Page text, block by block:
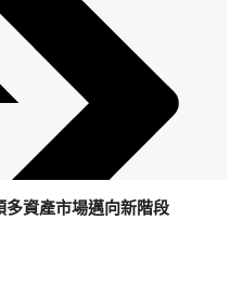
資產市場邁向新階段